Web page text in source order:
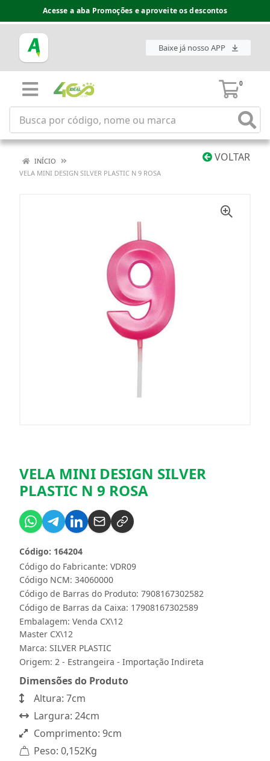
Acesse a aba Promoções e aproveite os descontos
Baixe já nosso APP
0
VOLTAR
INÍCIO
VELA MINI DESIGN SILVER PLASTIC N 9 ROSA
VELA MINI DESIGN SILVER
PLASTIC N 9 ROSA
Código do Fabricante: VDR09
Código: 164204
Código NCM: 34060000
Código de Barras do Produto: 7908167302582
Código de Barras da Caixa: 17908167302589
Embalagem: Venda CX\12
Master CX\12
Marca: SILVER PLASTIC
Origem: 2 - Estrangeira - Importação Indireta
Dimensões do Produto
Altura: 7cm
Largura: 24cm
Comprimento: 9cm
Peso: 0,152Kg